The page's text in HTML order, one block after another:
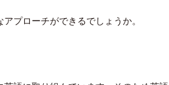
プローチができるでしょうか。